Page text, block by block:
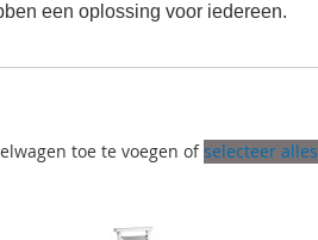
een oplossing voor iedereen.
toe te voegen of selecteer alles